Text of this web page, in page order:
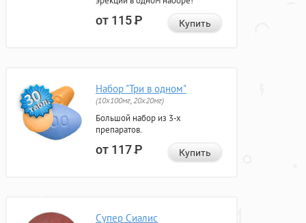
от 115Р Купить
Набор "Три в одном"
(10x100мг, 20x20мг)
Большой набор из 3-х
препаратов.
от 117Р Купить
Супер Сиалис